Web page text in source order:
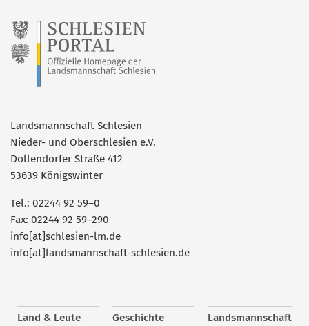
Landsmannschaft Schlesien
Nieder- und Oberschlesien e.V.
Dollendorfer Straße 412
53639 Königswinter
Tel.: 02244 92 59–0
Fax: 02244 92 59–290
info[at]schlesien-lm.de
info[at]landsmannschaft-schlesien.de
Land & Leute Geschichte Landsmannschaft